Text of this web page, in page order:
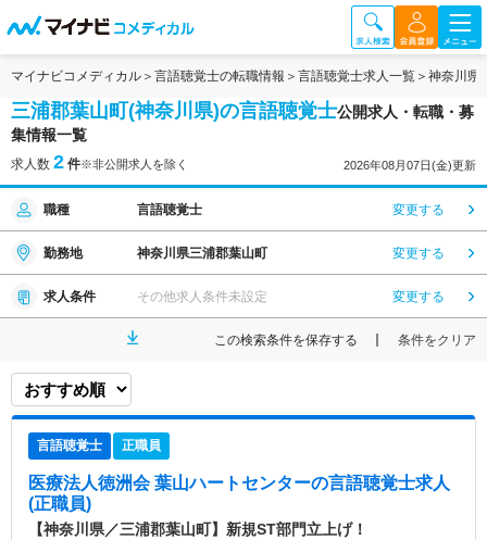
マイナビコメディカル 言語聴覚士の転職情報 言語聴覚士求人一覧 神奈川県
三浦郡葉山町(神奈川県)の言語聴覚士公開求人・転職・募
集情報一覧
求人数 2 件※非公開求人を除く 2026年08月07日(金)更新
職種 言語聴覚士 変更する
勤務地 神奈川県三浦郡葉山町 変更する
求人条件 その他求人条件未設定 変更する
この検索条件を保存する 条件をクリア
言語聴覚士 正職員
医療法人徳洲会 葉山ハートセンターの言語聴覚士求人
(正職員)
【神奈川県／三浦郡葉山町】新規ST部門立上げ！